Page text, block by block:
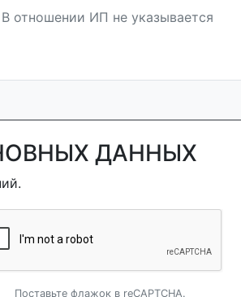
В отношении ИП не указывается
ДАННЫХ
Поставьте флажок в reCAPTCHA.